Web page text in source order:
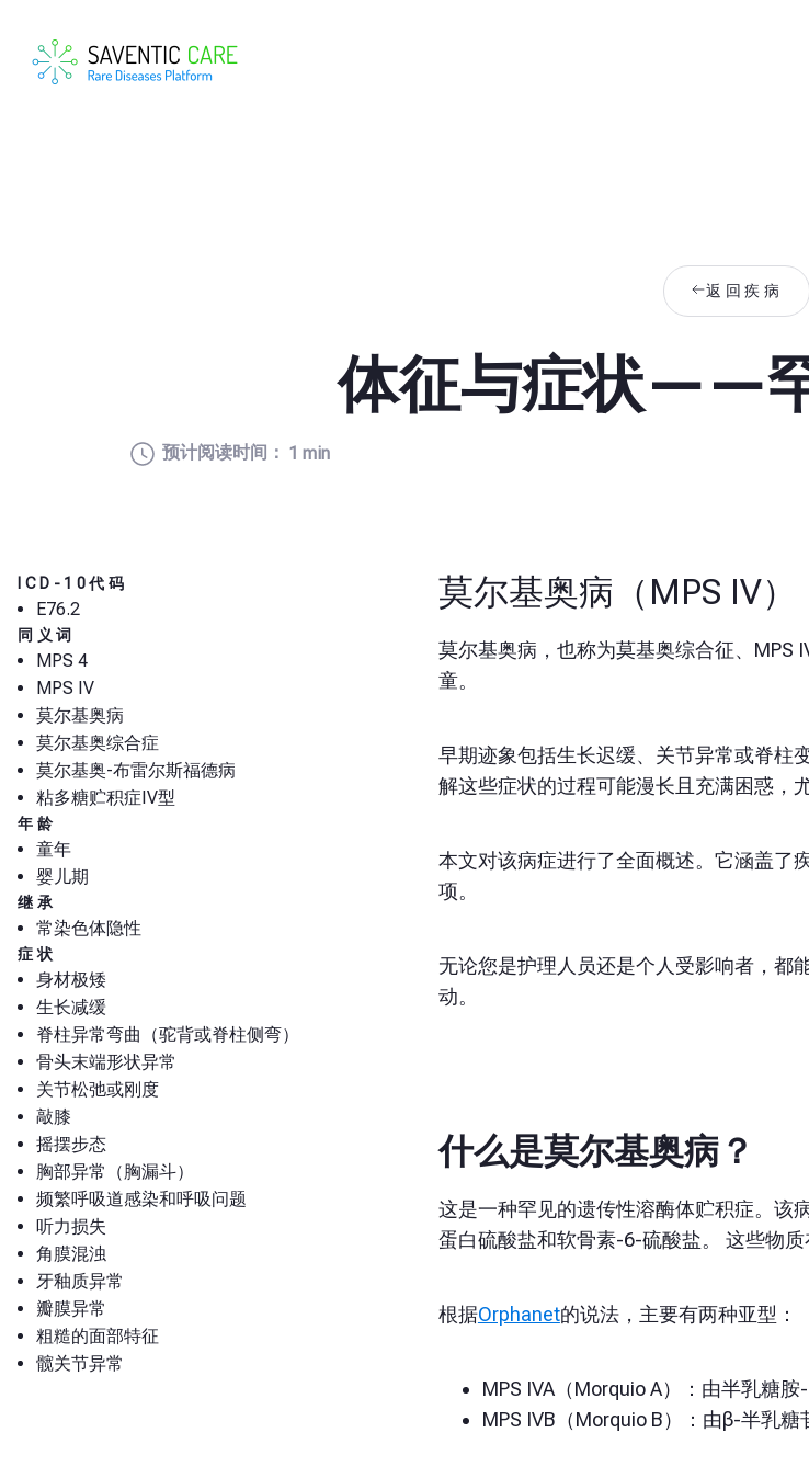
返回疾病
体征与症状——
预计阅读时间： 1 min
ICD-10代码
E76.2
同义词
MPS 4
MPS IV
莫尔基奥病
莫尔基奥综合症
莫尔基奥-布雷尔斯福德病
粘多糖贮积症IV型
年龄
童年
婴儿期
继承
常染色体隐性
症状
身材极矮
生长减缓
脊柱异常弯曲（驼背或脊柱侧弯）
骨头末端形状异常
关节松弛或刚度
敲膝
摇摆步态
胸部异常（胸漏斗）
频繁呼吸道感染和呼吸问题
听力损失
角膜混浊
牙釉质异常
瓣膜异常
粗糙的面部特征
髋关节异常
莫尔基奥病（MPS IV
莫尔基奥病，也称为莫基奥综合征、MPS
童。
早期迹象包括生长迟缓、关节异常或脊柱
解这些症状的过程可能漫长且充满困惑，
本文对该病症进行了全面概述。它涵盖了
项。
无论您是护理人员还是个人受影响者，都
动。
什么是莫尔基奥病？
这是一种罕见的遗传性溶酶体贮积症。该
蛋白硫酸盐和软骨素-6-硫酸盐。 这些物
根据Orphanet的说法，主要有两种亚型：
MPS IVA（Morquio A）：由半乳糖
MPS IVB（Morquio B）：由β-半乳糖